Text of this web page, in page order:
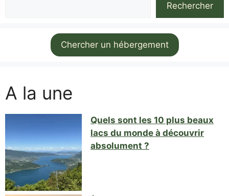
Rechercher
Chercher un hébergement
A la une
Quels sont les 10 plus beaux
lacs du monde à découvrir
absolument ?